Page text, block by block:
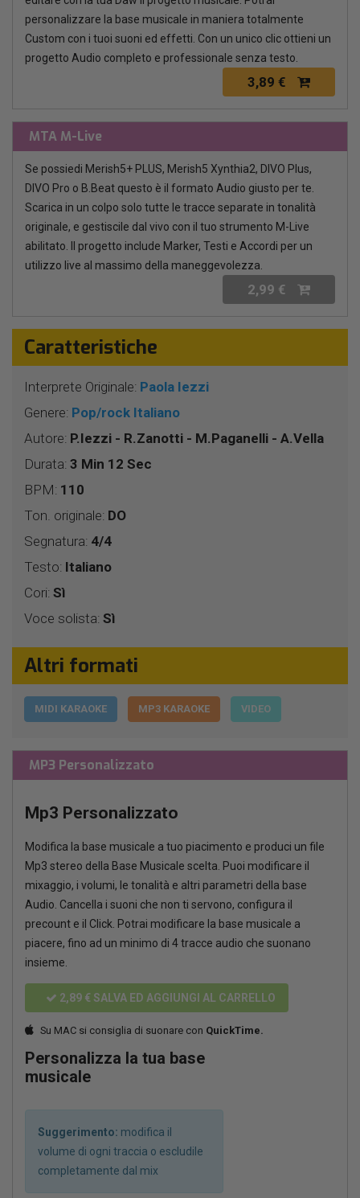
personalizzare la base musicale in maniera totalmente
Custom con i tuoi suoni ed effetti. Con un unico clic ottieni un
progetto Audio completo e professionale senza testo.
3,89 €
MTA M-Live
Se possiedi Merish5+ PLUS, Merish5 Xynthia2, DIVO Plus,
DIVO Pro o B.Beat questo è il formato Audio giusto per te.
Scarica in un colpo solo tutte le tracce separate in tonalità
originale, e gestiscile dal vivo con il tuo strumento M-Live
abilitato. Il progetto include Marker, Testi e Accordi per un
utilizzo live al massimo della maneggevolezza.
2,99 €
Caratteristiche
Interprete Originale: Paola Iezzi
Genere: Pop/rock Italiano
Autore: P.Iezzi - R.Zanotti - M.Paganelli - A.Vella
Durata: 3 Min 12 Sec
BPM: 110
Ton. originale: DO
Segnatura: 4/4
Testo: Italiano
Cori: Sì
Voce solista: Sì
Altri formati
MIDI KARAOKE MP3 KARAOKE VIDEO
MP3 Personalizzato
Mp3 Personalizzato
Modifica la base musicale a tuo piacimento e produci un file
Mp3 stereo della Base Musicale scelta. Puoi modificare il
mixaggio, i volumi, le tonalità e altri parametri della base
Audio. Cancella i suoni che non ti servono, configura il
precount e il Click. Potrai modificare la base musicale a
piacere, fino ad un minimo di 4 tracce audio che suonano
insieme.
2,89 € SALVA ED AGGIUNGI AL CARRELLO
Su MAC si consiglia di suonare con QuickTime.
Personalizza la tua base
musicale
Suggerimento: modifica il
volume di ogni traccia o escludile
completamente dal mix